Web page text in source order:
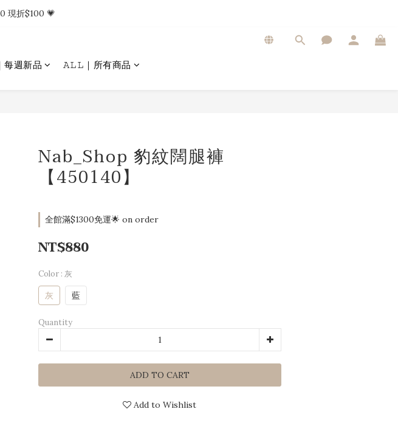
記回傳 找小編領取購物金.ᐟ.ᐟ
現折$100 💗
週新品 𝙰𝙻𝙻｜所有商品
Nab_Shop 豹紋闊腿褲
【450140】
全館滿$1300免運🌟 on order
NT$880
Color : 灰
灰 藍
Quantity
ADD TO CART
Add to Wishlist